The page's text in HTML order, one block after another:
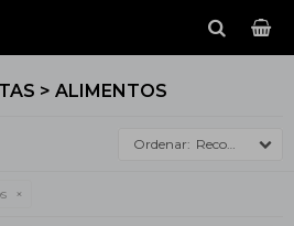
> ALIMENTOS
Recomendados